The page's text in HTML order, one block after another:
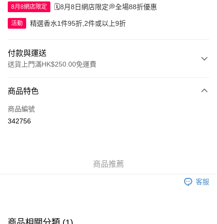
8月8網店限定 🗓️8月8日網店限定💭全場88折優惠
活動 精選香水1件95折,2件或以上9折
付款與運送
送貨上門滿HK$250.00免運費
信用卡
Apple Pay
付款後門市自取，訂單確認後2-4個工作天到店，7天內取。逾期後
商品特色
商品編號
342756
商品推薦
客服